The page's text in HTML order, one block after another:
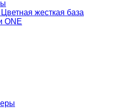
жесткая база
ONE